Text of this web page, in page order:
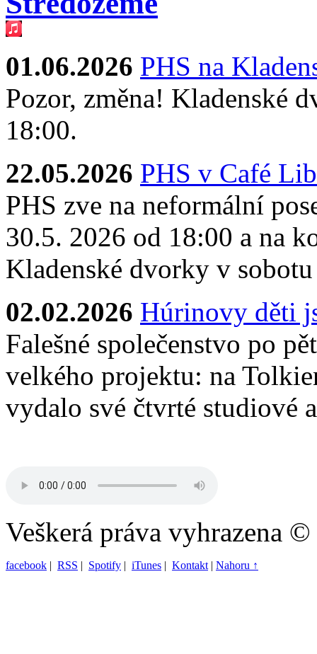
01.06.2026 PHS na
Pozor, změna! Kladenské
18:00.
22.05.2026 PHS v Café
PHS zve na neformální
30.5. 2026 od 18:00 a na
Kladenské dvorky v
02.02.2026 Húrinovy děti
Falešné společenstvo po
velkého projektu: na
vydalo své čtvrté studiové
Veškerá práva vyhrazena
facebook | RSS | Spotify | iTunes | Kontakt| Nahoru ↑